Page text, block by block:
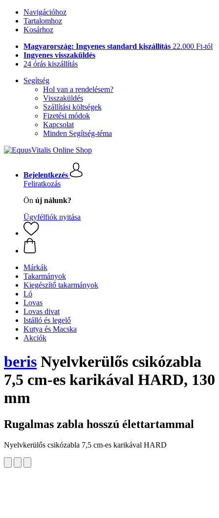
Navigációhoz
Tartalomhoz
Kosárhoz
Magyarország: Ingyenes standard kiszállítás 22.000 Ft-tól
Ingyenes visszaküldés
24 órás kiszállítás
Segítség
Hol van a rendelésem?
Visszaküldés
Szállítási költségek
Fizetési módok
Kapcsolat
Minden Segítség-téma
Bejelentkezés
Feliratkozás
Ön új nálunk?
Ügyfélfiók nyitása
Márkák
Takarmányok
Kiegészítő takarmányok
Ló
Lovas
Lovas divat
Istálló és legelő
Kutya és Macska
Akciók
beris Nyelvkerülős csikózabla
7,5 cm-es karikával HARD, 130
mm
Rugalmas zabla hosszú élettartammal
Nyelvkerülős csikózabla 7,5 cm-es karikával HARD